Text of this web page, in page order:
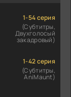
1-54 серия
(Субтитры,
Двухголосый
закадровый)
1-42 серия
(Субтитры,
AniMaunt)